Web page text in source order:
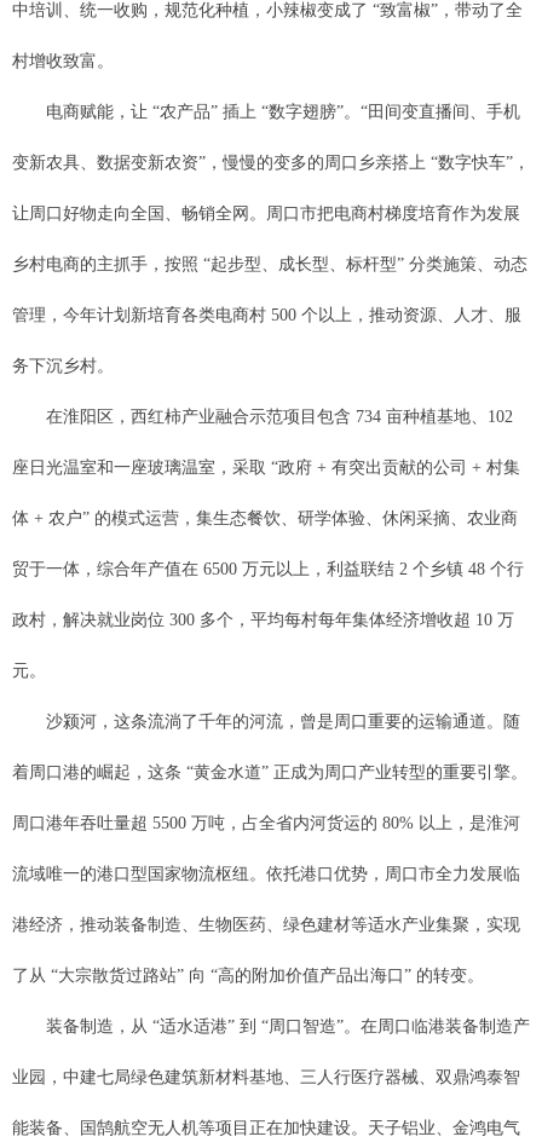
中培训、统一收购，规范化种植，小辣椒变成了 “致富椒”，带动了全
村增收致富。
电商赋能，让 “农产品” 插上 “数字翅膀”。“田间变直播间、手机
变新农具、数据变新农资”，慢慢的变多的周口乡亲搭上 “数字快车”，
让周口好物走向全国、畅销全网。周口市把电商村梯度培育作为发展
乡村电商的主抓手，按照 “起步型、成长型、标杆型” 分类施策、动态
管理，今年计划新培育各类电商村 500 个以上，推动资源、人才、服
务下沉乡村。
在淮阳区，西红柿产业融合示范项目包含 734 亩种植基地、102
座日光温室和一座玻璃温室，采取 “政府 + 有突出贡献的公司 + 村集
体 + 农户” 的模式运营，集生态餐饮、研学体验、休闲采摘、农业商
贸于一体，综合年产值在 6500 万元以上，利益联结 2 个乡镇 48 个行
政村，解决就业岗位 300 多个，平均每村每年集体经济增收超 10 万
元。
沙颍河，这条流淌了千年的河流，曾是周口重要的运输通道。随
着周口港的崛起，这条 “黄金水道” 正成为周口产业转型的重要引擎。
周口港年吞吐量超 5500 万吨，占全省内河货运的 80% 以上，是淮河
流域唯一的港口型国家物流枢纽。依托港口优势，周口市全力发展临
港经济，推动装备制造、生物医药、绿色建材等适水产业集聚，实现
了从 “大宗散货过路站” 向 “高的附加价值产品出海口” 的转变。
装备制造，从 “适水适港” 到 “周口智造”。在周口临港装备制造产
业园，中建七局绿色建筑新材料基地、三人行医疗器械、双鼎鸿泰智
能装备、国鹄航空无人机等项目正在加快建设。天子铝业、金鸿电气